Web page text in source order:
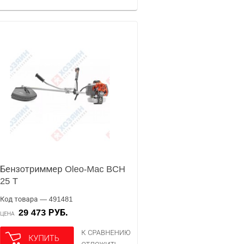
Бензотриммер Oleo-Mac BCH
25 T
Код товара — 491481
ЦЕНА 29 473 РУБ.
КУПИТЬ
К СРАВНЕНИЮ